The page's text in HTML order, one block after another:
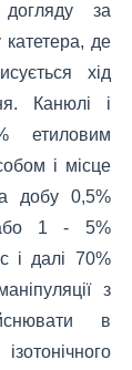
за
де
хід
Канюлі і
етиловим
і місце
добу 0,5%
або 1 - 5%
і далі 70%
з
в